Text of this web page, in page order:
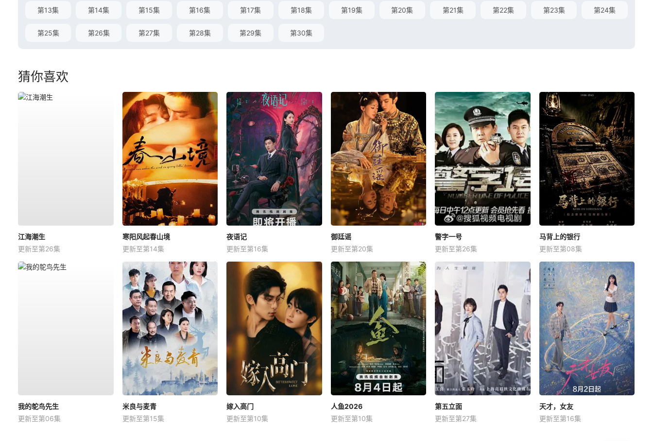
第13集 第14集 第15集 第16集 第17集 第18集 第19集 第20集 第21集 第22集 第23集 第24集
第25集 第26集 第27集 第28集 第29集 第30集
猜你喜欢
江海潮生
更新至第26集
寒阳风起春山境
更新至第14集
夜语记
更新至第16集
御廷谣
更新至第20集
警字一号
更新至第26集
马背上的银行
更新至第08集
我的鸵鸟先生
更新至第06集
米良与麦青
更新至第15集
嫁入高门
更新至第10集
人鱼2026
更新至第10集
第五立面
更新至第27集
天才，女友
更新至第16集